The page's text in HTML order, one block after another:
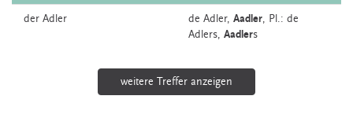
der Adler de Adler, Aadler, Pl.: de
Adlers, Aadlers
weitere Treffer anzeigen